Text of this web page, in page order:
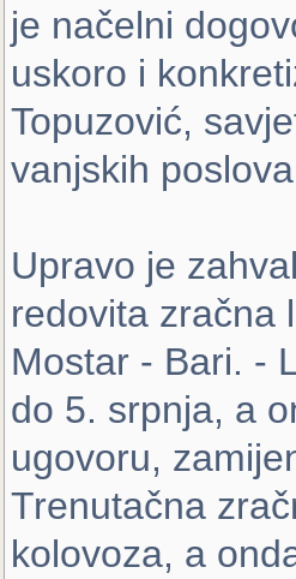
je načelni
uskoro i
Topuzović,
vanjskih
Upravo je
redovita zračna
Mostar - Bari. -
do 5. srpnja, a
ugovoru,
Trenutačna
kolovoza, a